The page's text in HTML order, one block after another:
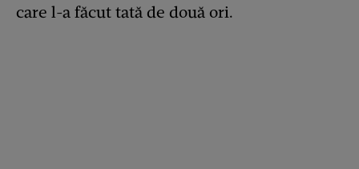
care l-a făcut tată de două ori.